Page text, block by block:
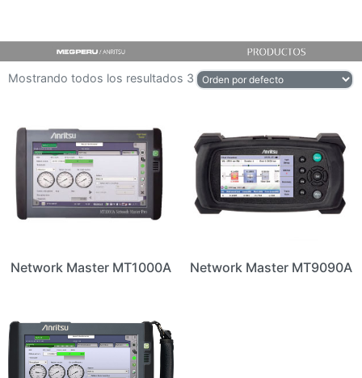
Mostrando todos los resultados 3
Network Master MT1000A Network Master MT9090A